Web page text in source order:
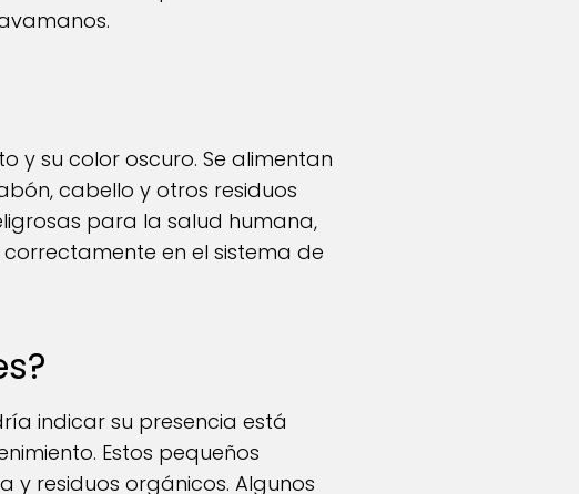
y su color oscuro. Se alimentan
cabello y otros residuos
para la salud humana,
en el sistema de
indicar su presencia está
Estos pequeños
residuos orgánicos. Algunos